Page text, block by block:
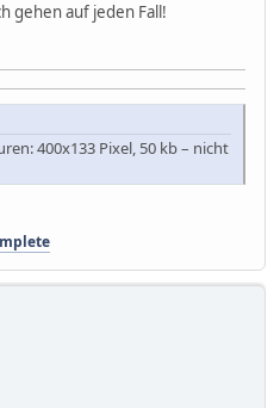
gehen auf jeden Fall!
400x133 Pixel, 50 kb – nicht